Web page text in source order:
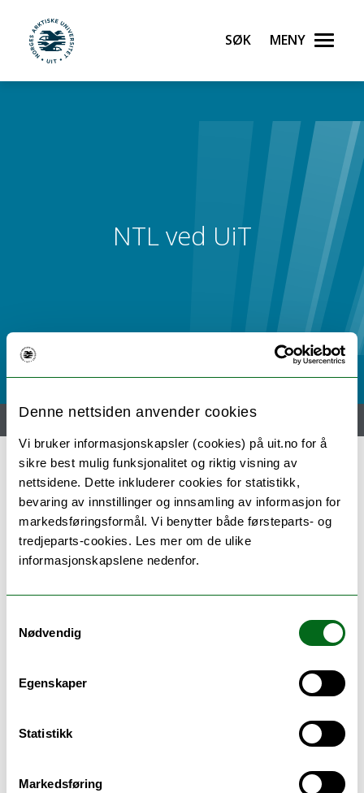
Denne nettsiden anvender cookies
Vi bruker informasjonskapsler (cookies) på uit.no for å
sikre best mulig funksjonalitet og riktig visning av
nettsidene. Dette inkluderer cookies for statistikk,
bevaring av innstillinger og innsamling av informasjon for
markedsføringsformål. Vi benytter både førsteparts- og
tredjeparts-cookies. Les mer om de ulike
informasjonskapslene nedenfor.
Nødvendig
Egenskaper
Statistikk
Markedsføring
UiT Noregs arktiske universitet
Søk Meny
NTL ved UiT
Hjem Nyheter Engelsk / English
Kortkurs og håndbøker
Kortkurs, håndbøker, ordlister
m.m. som kan være nyttig for
deg som er tillitsvalgt i NTL.
Hovedtariffavtalen i staten
Kortkurs om lønnsoppgjøret i staten 2019